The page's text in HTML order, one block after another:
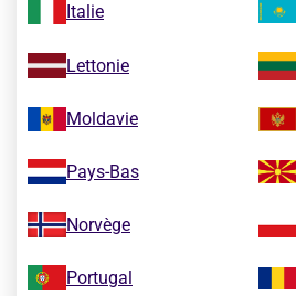
Italie
Lettonie
Moldavie
Pays-Bas
Norvège
Portugal